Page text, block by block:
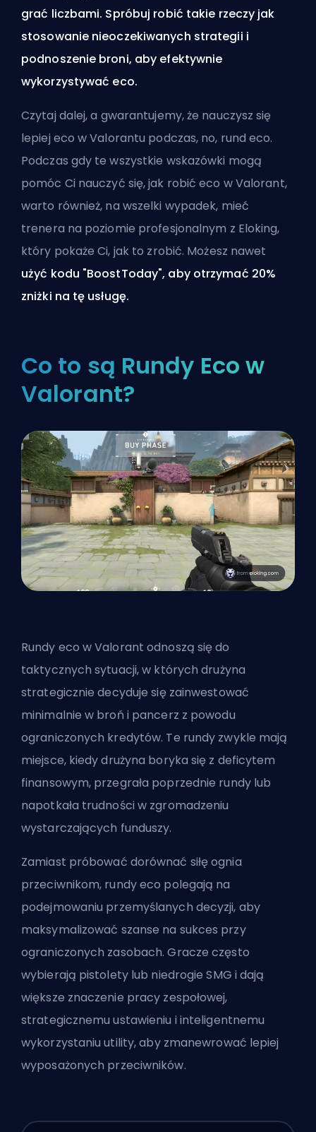
grać liczbami. Spróbuj robić takie rzeczy jak
stosowanie nieoczekiwanych strategii i
podnoszenie broni, aby efektywnie
wykorzystywać eco.
Czytaj dalej, a gwarantujemy, że nauczysz się
lepiej eco w Valorantu podczas, no, rund eco.
Podczas gdy te wszystkie wskazówki mogą
pomóc Ci nauczyć się, jak robić eco w Valorant,
warto również, na wszelki wypadek, mieć
trenera na poziomie profesjonalnym z Eloking,
który pokaże Ci, jak to zrobić. Możesz nawet
użyć kodu "BoostToday", aby otrzymać 20%
zniżki na tę usługę.
Co to są Rundy Eco w
Valorant?
Rundy eco w Valorant odnoszą się do
taktycznych sytuacji, w których drużyna
strategicznie decyduje się zainwestować
minimalnie w broń i pancerz z powodu
ograniczonych kredytów. Te rundy zwykle mają
miejsce, kiedy drużyna boryka się z deficytem
finansowym, przegrała poprzednie rundy lub
napotkała trudności w zgromadzeniu
wystarczających funduszy.
Zamiast próbować dorównać siłę ognia
przeciwnikom, rundy eco polegają na
podejmowaniu przemyślanych decyzji, aby
maksymalizować szanse na sukces przy
ograniczonych zasobach. Gracze często
wybierają pistolety lub niedrogie SMG i dają
większe znaczenie pracy zespołowej,
strategicznemu ustawieniu i inteligentnemu
wykorzystaniu utility, aby zmanewrować lepiej
wyposażonych przeciwników.